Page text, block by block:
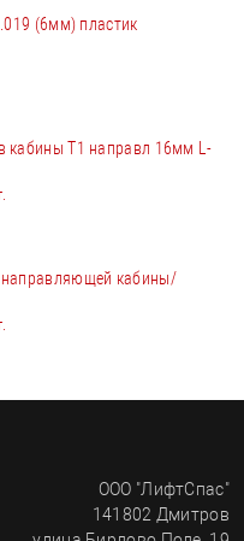
(6мм) пластик
кабины T1 направл 16мм L-
кабины/
ООО "ЛифтСпас"
141802 Дмитров